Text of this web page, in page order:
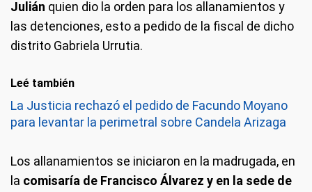
Julián quien dio la orden para los allanamientos y
las detenciones, esto a pedido de la fiscal de dicho
distrito Gabriela Urrutia.
Leé también
La Justicia rechazó el pedido de Facundo Moyano
para levantar la perimetral sobre Candela Arizaga
Los allanamientos se iniciaron en la madrugada, en
la comisaría de Francisco Álvarez y en la sede de